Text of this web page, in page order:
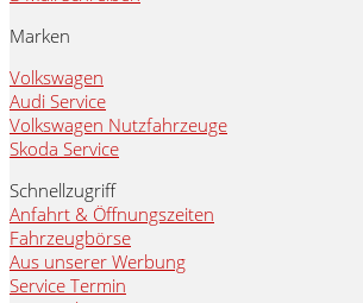
Marken
Volkswagen
Audi Service
Volkswagen Nutzfahrzeuge
Skoda Service
Schnellzugriff
Anfahrt & Öffnungszeiten
Fahrzeugbörse
Aus unserer Werbung
Service Termin